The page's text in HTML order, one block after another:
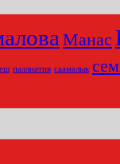
Манас
паллиатив саамалык